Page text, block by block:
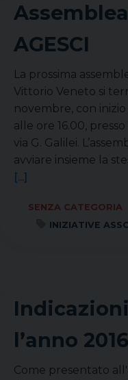
AGESCI
La prossima
Vittorio Veneto si
novembre, con
alle ore 16.00, presso
via G. Galilei.
avviare insieme la
[...]
SENZA CATEGORIA
INIZIATIVE
l’anno
Come presentato